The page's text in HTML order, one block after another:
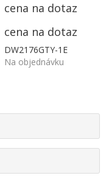
cena na dotaz
cena na dotaz
DW2176GTY-1E
Na objednávku